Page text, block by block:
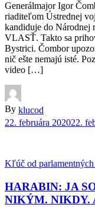
Generálmajor Igor
riaditeľom Ústrednej
kandiduje do Národnej
VLASŤ. Takto sa
Bystrici. Čombor
nič ešte nemajú isté.
video […]
By klucod
22. februára 202022.
Kľúč od
HARABIN: JA
NIKÝM. NIKDY.